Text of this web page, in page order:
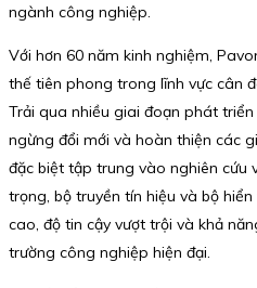
ngành công nghiệp.
Với hơn 60 năm kinh nghiệm,
thế tiên phong trong lĩnh vực cân
Trải qua nhiều giai đoạn phát
ngừng đổi mới và hoàn thiện các
đặc biệt tập trung vào nghiên cứu
trọng, bộ truyền tín hiệu và bộ
cao, độ tin cậy vượt trội và khả
trường công nghiệp hiện đại.